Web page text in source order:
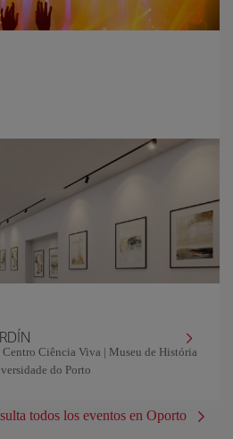
Ciência Viva | Museu de História
do Porto
todos los eventos en Oporto